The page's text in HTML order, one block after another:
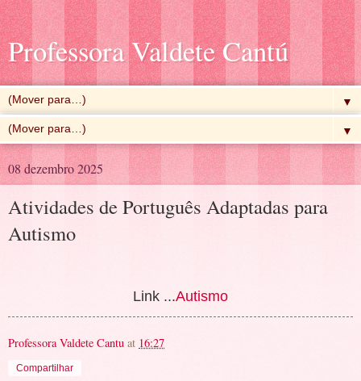
Professora Valdete Cantú
▼
▼
08 dezembro 2025
Atividades de Português Adaptadas para
Autismo
Link ...Autismo
Professora Valdete Cantu at 16:27
Compartilhar